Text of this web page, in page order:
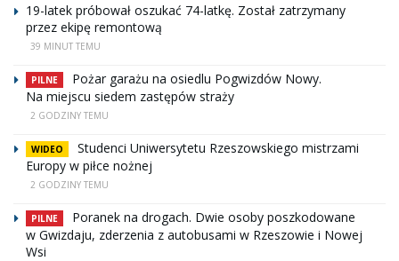
19-latek próbował oszukać 74-latkę. Został zatrzymany
przez ekipę remontową
39 MINUT TEMU
PILNE
Pożar garażu na osiedlu Pogwizdów Nowy.
Na miejscu siedem zastępów straży
2 GODZINY TEMU
WIDEO
Studenci Uniwersytetu Rzeszowskiego mistrzami
Europy w piłce nożnej
2 GODZINY TEMU
PILNE
Poranek na drogach. Dwie osoby poszkodowane
w Gwizdaju, zderzenia z autobusami w Rzeszowie i Nowej
Wsi